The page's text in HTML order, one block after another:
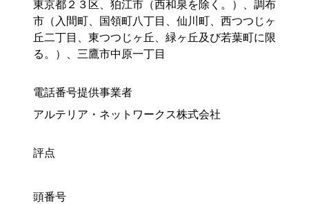
東京都２３区、狛江市（西和泉を除く。）、調布
市（入間町、国領町八丁目、仙川町、西つつじヶ
丘二丁目、東つつじヶ丘、緑ヶ丘及び若葉町に限
る。）、三鷹市中原一丁目
電話番号提供事業者
アルテリア・ネットワークス株式会社
評点
頭番号